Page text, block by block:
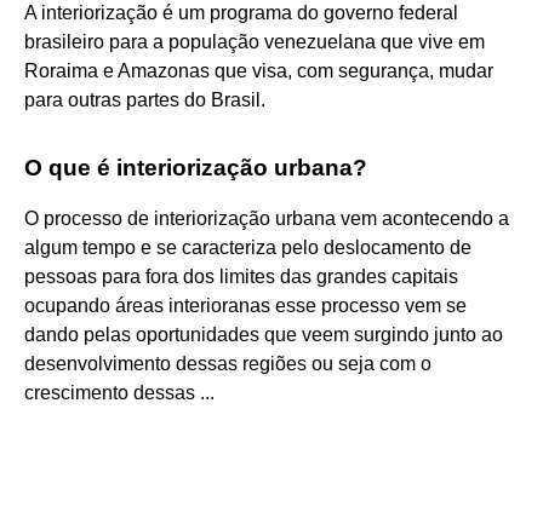
A interiorização é um programa do governo federal
brasileiro para a população venezuelana que vive em
Roraima e Amazonas que visa, com segurança, mudar
para outras partes do Brasil.
O que é interiorização urbana?
O processo de interiorização urbana vem acontecendo a
algum tempo e se caracteriza pelo deslocamento de
pessoas para fora dos limites das grandes capitais
ocupando áreas interioranas esse processo vem se
dando pelas oportunidades que veem surgindo junto ao
desenvolvimento dessas regiões ou seja com o
crescimento dessas ...